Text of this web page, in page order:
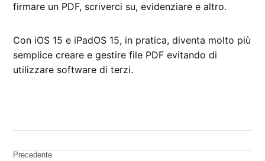
firmare un PDF, scriverci su, evidenziare e altro.
Con iOS 15 e iPadOS 15, in pratica, diventa molto più
semplice creare e gestire file PDF evitando di
utilizzare software di terzi.
Navigazione
Precedente